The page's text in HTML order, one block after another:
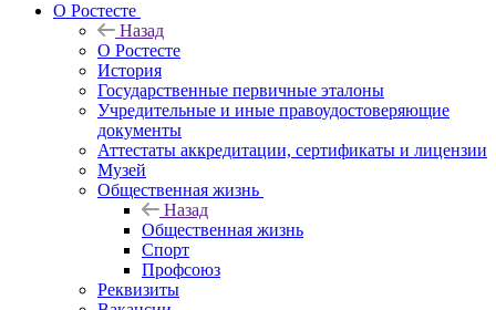
О Ростесте
Назад
О Ростесте
История
Государственные первичные эталоны
Учредительные и иные правоудостоверяющие
документы
Аттестаты аккредитации, сертификаты и лицензии
Музей
Общественная жизнь
Назад
Общественная жизнь
Спорт
Профсоюз
Реквизиты